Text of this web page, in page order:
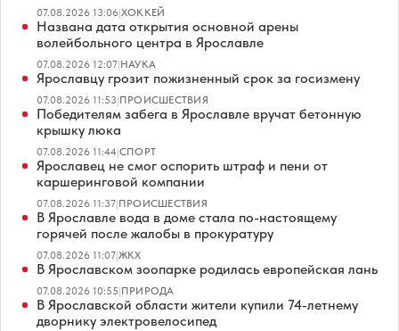
07.08.2026 13:06|ХОККЕЙ
Названа дата открытия основной арены
волейбольного центра в Ярославле
07.08.2026 12:07|НАУКА
Ярославцу грозит пожизненный срок за госизмену
07.08.2026 11:53|ПРОИСШЕСТВИЯ
Победителям забега в Ярославле вручат бетонную
крышку люка
07.08.2026 11:44|СПОРТ
Ярославец не смог оспорить штраф и пени от
каршеринговой компании
07.08.2026 11:37|ПРОИСШЕСТВИЯ
В Ярославле вода в доме стала по-настоящему
горячей после жалобы в прокуратуру
07.08.2026 11:07|ЖКХ
В Ярославском зоопарке родилась европейская лань
07.08.2026 10:55|ПРИРОДА
В Ярославской области жители купили 74-летнему
дворнику электровелосипед